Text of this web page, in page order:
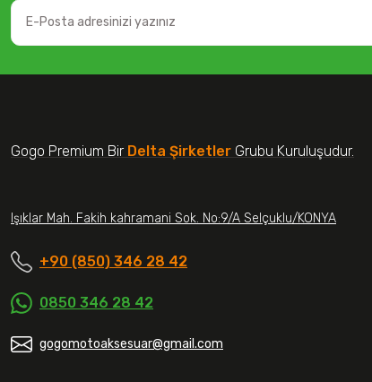
Gogo Premium Bir Delta Şirketler Grubu Kuruluşudur.
Işıklar Mah. Fakih kahramani Sok. No:9/A Selçuklu/KONYA
+90 (850) 346 28 42
0850 346 28 42
gogomotoaksesuar@gmail.com